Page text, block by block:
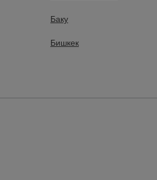
Баку
Бишкек